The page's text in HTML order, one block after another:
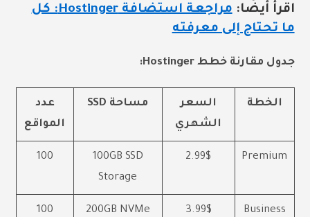
اقرأ أيضًا:
مراجعة استضافة Hostinger: كل
ما تحتاج إلى معرفته
جدول مقارنة خطط Hostinger :
الخطة
السعر
الشهري
مساحة SSD
عدد
المواقع
Premium
2.99$
100GB SSD
Storage
100
Business
3.99$
200GB NVMe
100